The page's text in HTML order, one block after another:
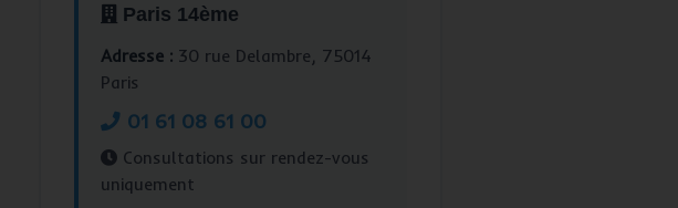
Paris 14ème
Adresse : 30 rue Delambre, 75014
Paris
01 61 08 61 00
Consultations sur rendez-vous
uniquement